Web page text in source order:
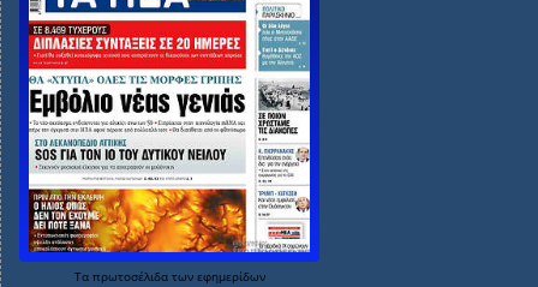
Τα πρωτοσέλιδα των εφημερίδων